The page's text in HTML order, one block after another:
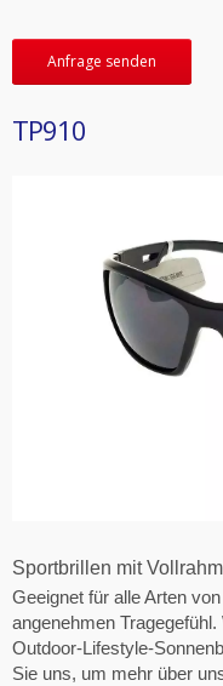
Anfrage senden
TP910
Sportbrillen mit
Geeignet für alle Arten
angenehmen
Outdoor-Lifestyle-
Sie uns, um mehr über